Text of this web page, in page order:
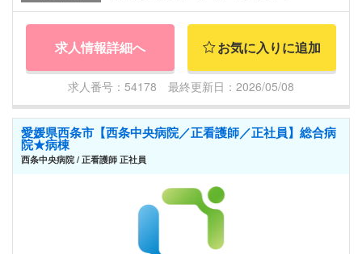
求人情報詳細へ お気に入りに追加
求人番号：54178 最終更新日：2026/05/08
愛媛県西条市【西条中央病院／正看護師／正社員】総合病
院★病棟
西条中央病院 / 正看護師 正社員